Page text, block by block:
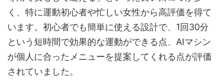
く、特に運動初心者や忙しい女性から高評価を得て
います。初心者でも簡単に使える設計で、1回30分
という短時間で効果的な運動ができる点、AIマシン
が個人に合ったメニューを提案してくれる点が評価
されていました。